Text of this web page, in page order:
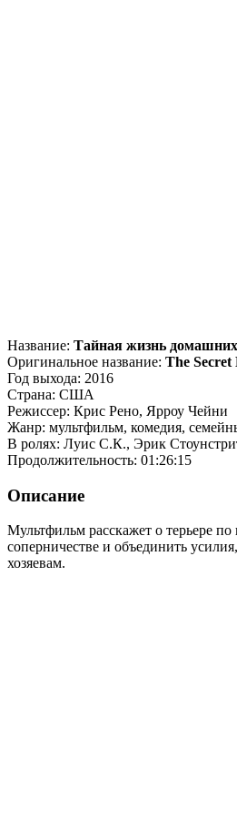
Название: Тайная жизнь
Оригинальное название: The Secret
Год выхода: 2016
Страна: США
Режиссер: Крис Рено, Ярроу Чейни
Жанр: мультфильм, комедия,
В ролях: Луис С.К., Эрик
Продолжительность: 01:26:15
Описание
Мультфильм расскажет о терьере
соперничестве и объединить
хозяевам.